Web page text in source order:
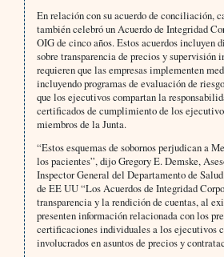
En relación con su acuerdo de conciliación,
también celebró un Acuerdo de Integridad
OIG de cinco años. Estos acuerdos incluyen
sobre transparencia de precios y supervisión
requieren que las empresas implementen
incluyendo programas de evaluación de
que los ejecutivos compartan la
certificados de cumplimiento de los
miembros de la Junta.
“Estos esquemas de sobornos perjudican a
los pacientes”, dijo Gregory E. Demske,
Inspector General del Departamento de
de EE UU “Los Acuerdos de Integridad
transparencia y la rendición de cuentas, al
presenten información relacionada con los
certificaciones individuales a los ejecutivos
involucrados en asuntos de precios y